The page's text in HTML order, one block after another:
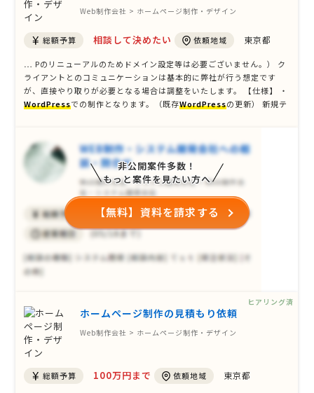
Web制作会社 > ホームページ制作・デザイン
総額予算 相談して決めたい 依頼地域 東京都
… Pのリニューアルのためドメイン設定等は必要ございません。） ク
ライアントとのコミュニケーションは基本的に弊社が行う想定です
が、直接やり取りが必要となる場合は調整をいたします。 【仕様】 ・
WordPressでの制作となります。（既存WordPressの更新） 新規テ
ジで …
非公開案件多数！
もっと案件を見たい方へ
【無料】資料を請求する
ホームページ制作の見積もり依頼
Web制作会社 > ホームページ制作・デザイン
総額予算 100万円まで 依頼地域 東京都
ヒアリング済